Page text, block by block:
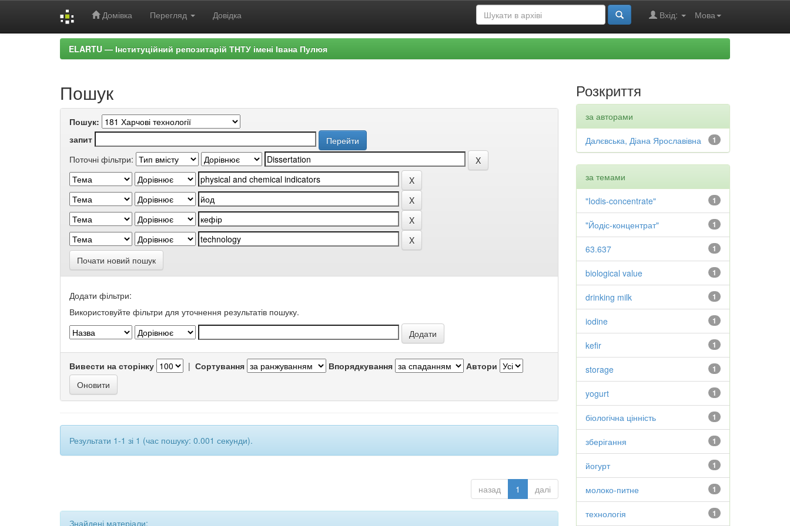
Домівка Перегляд Довідка Мова
Вхід:
ELARTU — Інституційний репозитарій ТНТУ імені Івана Пулюя
Пошук
Пошук:
запит
Поточні фільтри:
Почати новий пошук
Додати фільтри:
Використовуйте фільтри для уточнення результатів пошуку.
Вивести на сторінку | Сортування Впорядкування Автори
Результати 1-1 зі 1 (час пошуку: 0.001 секунди).
назад 1 далі
Знайдені матеріали:
Розкриття
за авторами
1
Далєвська, Діана Ярославівна
за темами
1
"Iodis-concentrate"
1
"Йодіс-концентрат"
1
63.637
1
biological value
1
drinking milk
1
iodine
1
kefir
1
storage
1
yogurt
1
біологічна цінність
1
зберігання
1
йогурт
1
молоко-питне
1
технологія